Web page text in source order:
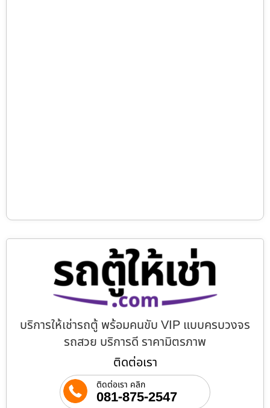
บริการให้เช่ารถตู้ พร้อมคนขับ VIP แบบครบวงจร
รถสวย บริการดี ราคามิตรภาพ
ติดต่อเรา
ติดต่อเรา คลิก
081-875-2547